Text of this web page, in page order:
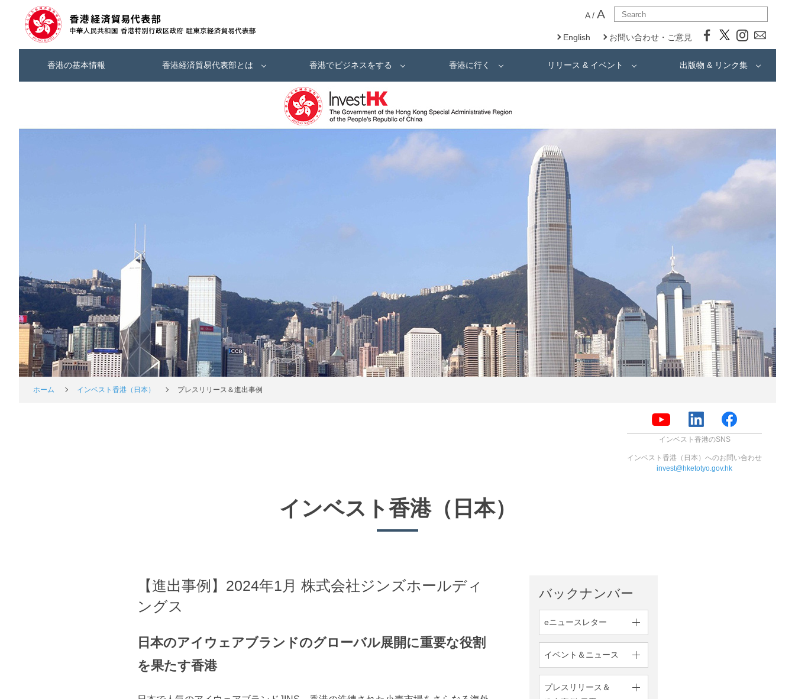
A/ A
English お問い合わせ・ご意見
香港の基本情報 香港経済貿易代表部とは 香港でビジネスをする 香港に行く リリース & イベント 出版物 & リンク集
ホーム インベスト香港（日本） プレスリリース＆進出事例
インベスト香港のSNS
インベスト香港（日本）へのお問い合わせ
invest@hketotyo.gov.hk
インベスト香港（日本）
バックナンバー
eニュースレター
イベント＆ニュース
プレスリリース＆
【進出事例】2024年1月 株式会社ジンズホールディ
ングス
日本のアイウェアブランドのグローバル展開に重要な役割
を果たす香港